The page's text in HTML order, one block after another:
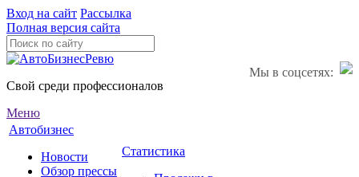
Вход на сайт Рассылка
Полная версия сайта
Мы в соцсетях:
Свой среди профессионалов
Меню
Автобизнес
Новости
Обзор прессы
Статистика